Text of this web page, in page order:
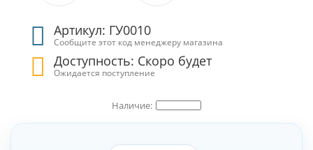
Артикул: ГУ0010
Сообщите этот код менеджеру магазина
Доступность: Скоро будет
Ожидается поступление